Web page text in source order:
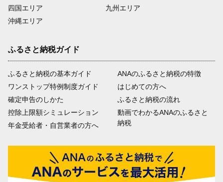
四国エリア
沖縄エリア
九州エリア
ふるさと納税ガイド
ふるさと納税の基本ガイド
ワンストップ特例制度ガイド
確定申告のしかた
控除上限額シミュレーション
年金受給者・自営業者の方へ
ANAのふるさと納税の特徴
はじめての方へ
ふるさと納税の流れ
動画でわかるANAのふるさと
納税